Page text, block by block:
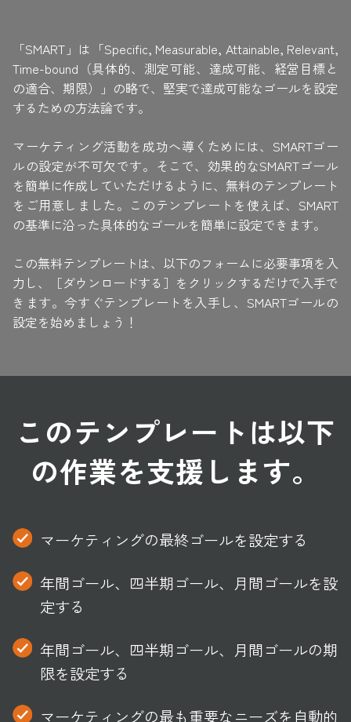
「SMART」は「Specific, Measurable, Attainable, Relevant,
Time-bound（具体的、測定可能、達成可能、経営目標と
の適合、期限）」の略で、堅実で達成可能なゴールを設定
するための方法論です。
マーケティング活動を成功へ導くためには、SMARTゴー
ルの設定が不可欠です。そこで、効果的なSMARTゴール
を簡単に作成していただけるように、無料のテンプレート
をご用意しました。このテンプレートを使えば、SMART
の基準に沿った具体的なゴールを簡単に設定できます。
この無料テンプレートは、以下のフォームに必要事項を入
力し、［ダウンロードする］をクリックするだけで入手で
きます。今すぐテンプレートを入手し、SMARTゴールの
設定を始めましょう！
このテンプレートは以下
の作業を支援します。
マーケティングの最終ゴールを設定する
年間ゴール、四半期ゴール、月間ゴールを設
定する
年間ゴール、四半期ゴール、月間ゴールの期
限を設定する
マーケティングの最も重要なニーズを自動的